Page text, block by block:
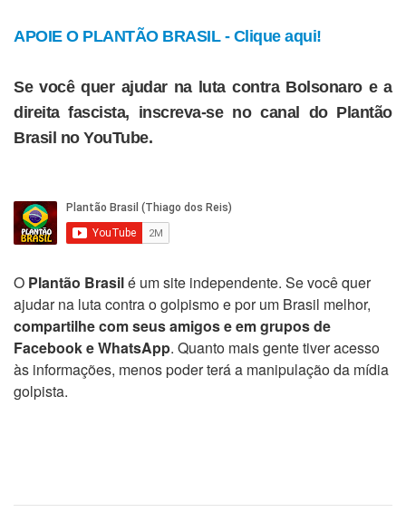
APOIE O PLANTÃO BRASIL - Clique aqui!
Se você quer ajudar na luta contra Bolsonaro e a
direita fascista, inscreva-se no canal do Plantão
Brasil no YouTube.
O Plantão Brasilé um site independente. Se você quer
ajudar na luta contra o golpismo e por um Brasil melhor,
compartilhe com seus amigos e em grupos de
Facebook e WhatsApp. Quanto mais gente tiver acesso
às informações, menos poder terá a manipulação da mídia
golpista.